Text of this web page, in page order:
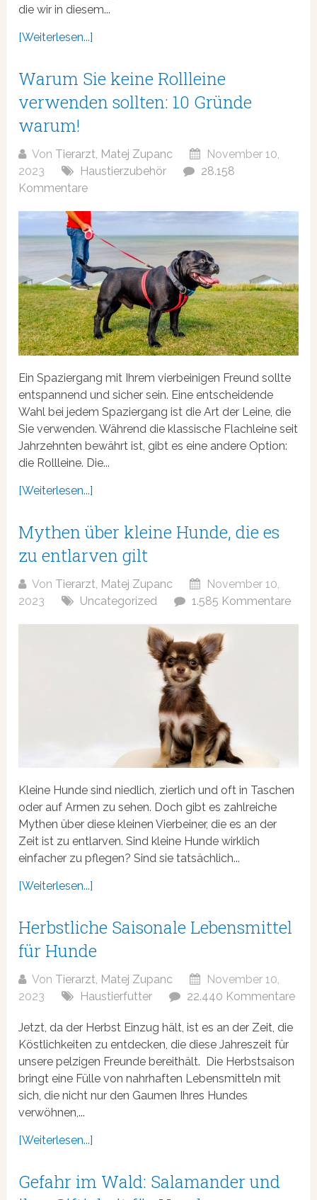
die wir in diesem...
[Weiterlesen...]
Warum Sie keine Rollleine
verwenden sollten: 10 Gründe
warum!
Von Tierarzt, Matej Zupanc
November 10,
2023
Haustierzubehör
28.158
Kommentare
Ein Spaziergang mit Ihrem vierbeinigen Freund sollte
entspannend und sicher sein. Eine entscheidende
Wahl bei jedem Spaziergang ist die Art der Leine, die
Sie verwenden. Während die klassische Flachleine seit
Jahrzehnten bewährt ist, gibt es eine andere Option:
die Rollleine. Die...
[Weiterlesen...]
Mythen über kleine Hunde, die es
zu entlarven gilt
Von Tierarzt, Matej Zupanc
November 10,
2023
Uncategorized 1.585 Kommentare
Kleine Hunde sind niedlich, zierlich und oft in Taschen
oder auf Armen zu sehen. Doch gibt es zahlreiche
Mythen über diese kleinen Vierbeiner, die es an der
Zeit ist zu entlarven. Sind kleine Hunde wirklich
einfacher zu pflegen? Sind sie tatsächlich...
[Weiterlesen...]
Herbstliche Saisonale Lebensmittel
für Hunde
Von Tierarzt, Matej Zupanc
November 10,
2023
Haustierfutter 22.440 Kommentare
Jetzt, da der Herbst Einzug hält, ist es an der Zeit, die
Köstlichkeiten zu entdecken, die diese Jahreszeit für
unsere pelzigen Freunde bereithält. Die Herbstsaison
bringt eine Fülle von nahrhaften Lebensmitteln mit
sich, die nicht nur den Gaumen Ihres Hundes
verwöhnen,...
[Weiterlesen...]
Gefahr im Wald: Salamander und